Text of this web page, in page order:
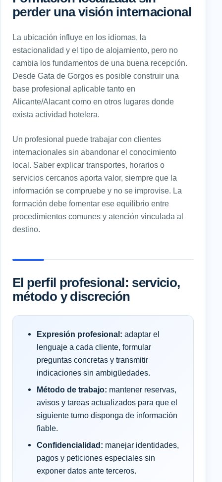
perder una visión internacional
La ubicación influye en los idiomas, la
estacionalidad y el tipo de alojamiento, pero no
cambia los fundamentos de una buena recepción.
Desde Gata de Gorgos es posible construir una
base profesional aplicable tanto en
Alicante/Alacant como en otros lugares donde
exista actividad hotelera.
Un profesional puede trabajar con clientes
internacionales sin abandonar el conocimiento
local. Saber explicar transportes, horarios o
servicios cercanos aporta valor, siempre que la
información se compruebe y no se improvise. La
formación debe fomentar ese equilibrio entre
procedimientos comunes y atención vinculada al
destino.
El perfil profesional: servicio,
método y discreción
Expresión profesional: adaptar el
lenguaje a cada cliente, formular
preguntas concretas y transmitir
indicaciones sin ambigüedades.
Método de trabajo: mantener reservas,
avisos y tareas actualizados para que el
siguiente turno disponga de información
fiable.
Confidencialidad: manejar identidades,
pagos y peticiones especiales sin
exponer datos ante terceros.